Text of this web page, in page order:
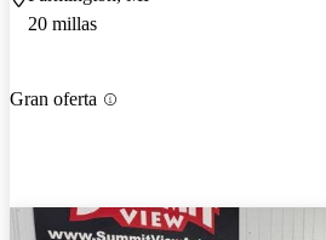
20 millas
Gran oferta